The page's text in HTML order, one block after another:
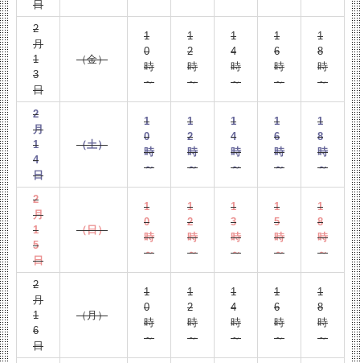
日
2
月
1
3
日
（金）
1
0
時
～
1
2
時
～
1
4
時
～
1
6
時
～
1
8
時
～
2
月
1
4
日
（土）
1
0
時
～
1
2
時
～
1
4
時
～
1
6
時
～
1
8
時
～
2
月
1
5
日
（日）
1
0
時
～
1
2
時
～
1
3
時
～
1
5
時
～
1
8
時
～
2
月
1
6
日
（月）
1
0
時
～
1
2
時
～
1
4
時
～
1
6
時
～
1
8
時
～